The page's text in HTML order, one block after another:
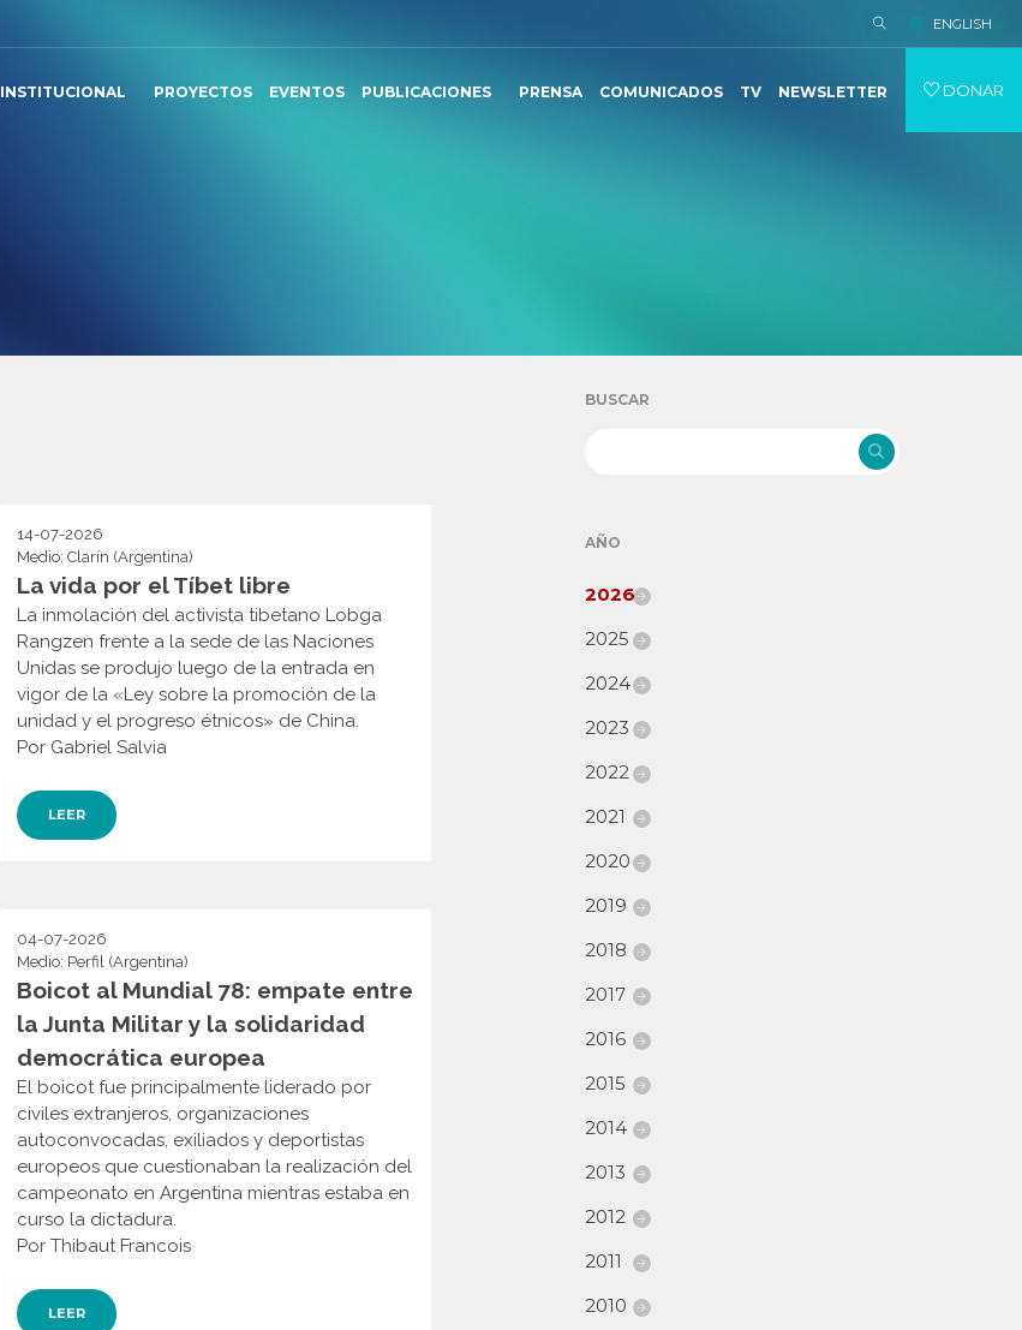
ENGLISH
INSTITUCIONAL PROYECTOS EVENTOS PUBLICACIONES PRENSA COMUNICADOS TV NEWSLETTER DONAR
14-07-2026
Medio: Clarín (Argentina)
La vida por el Tíbet libre
La inmolación del activista tibetano Lobga
Rangzen frente a la sede de las Naciones
Unidas se produjo luego de la entrada en
vigor de la «Ley sobre la promoción de la
unidad y el progreso étnicos» de China.
Por Gabriel Salvia
LEER
04-07-2026
Medio: Perfil (Argentina)
Boicot al Mundial 78: empate entre
la Junta Militar y la solidaridad
democrática europea
El boicot fue principalmente liderado por
civiles extranjeros, organizaciones
autoconvocadas, exiliados y deportistas
europeos que cuestionaban la realización del
campeonato en Argentina mientras estaba en
curso la dictadura.
Por Thibaut Francois
LEER
BUSCAR
AÑO
2026
2025
2024
2023
2022
2021
2020
2019
2018
2017
2016
2015
2014
2013
2012
2011
2010